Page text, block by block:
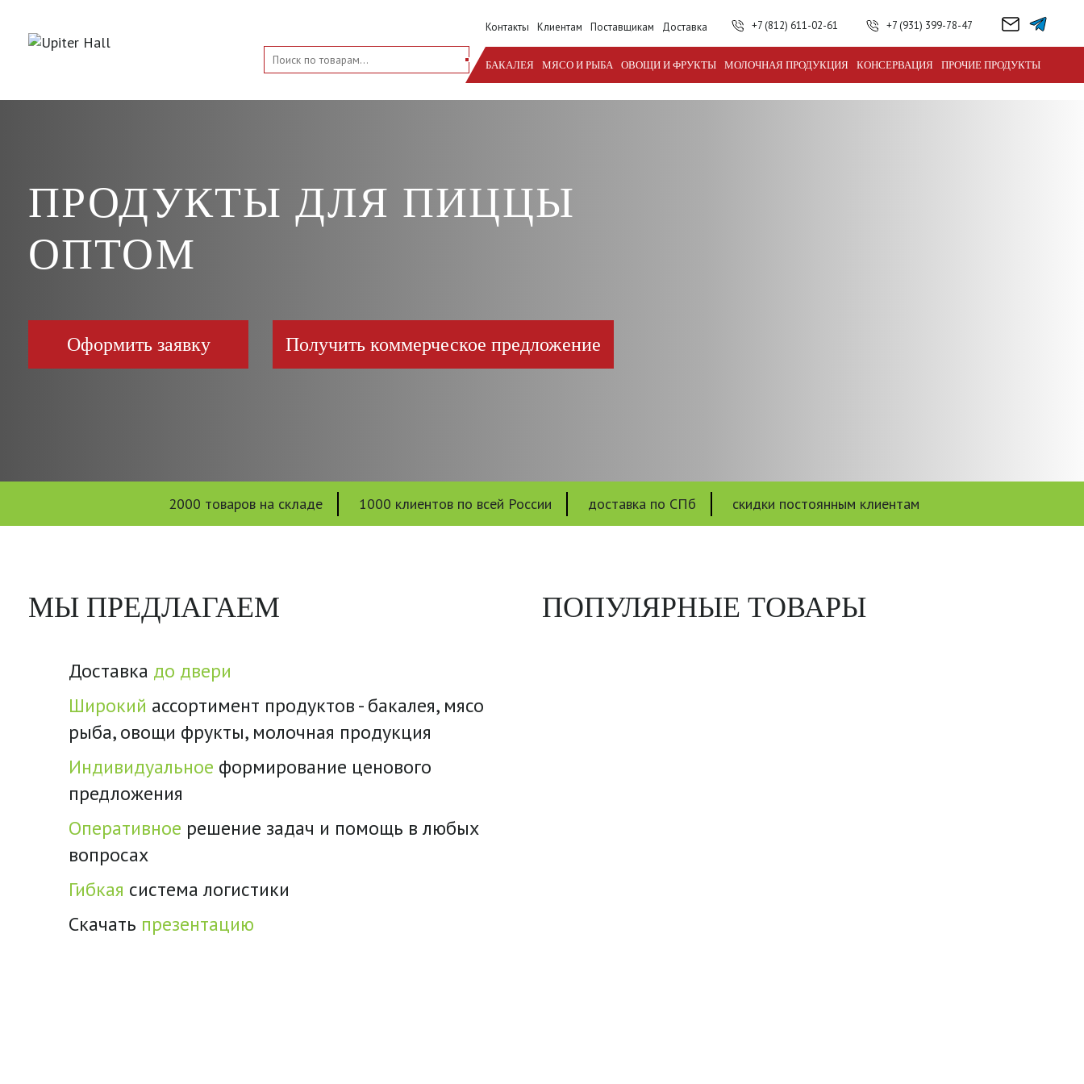
Контакты Клиентам Поставщикам Доставка +7 (812) 611-02-61 +7 (931) 399-78-47
БАКАЛЕЯ МЯСО И РЫБА ОВОЩИ И ФРУКТЫ МОЛОЧНАЯ ПРОДУКЦИЯ КОНСЕРВАЦИЯ ПРОЧИЕ ПРОДУКТЫ
ПРОДУКТЫ ДЛЯ ПИЦЦЫ
ОПТОМ
Оформить заявку Получить коммерческое предложение
2000 товаров на складе 1000 клиентов по всей России доставка по СПб скидки постоянным клиентам
МЫ ПРЕДЛАГАЕМ
Доставка до двери
Широкий ассортимент продуктов - бакалея, мясо
рыба, овощи фрукты, молочная продукция
Индивидуальное формирование ценового
предложения
Оперативное решение задач и помощь в любых
вопросах
Гибкая система логистики
Скачать презентацию
ПОПУЛЯРНЫЕ ТОВАРЫ